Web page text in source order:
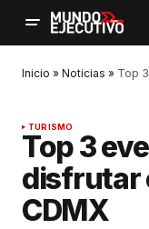
Inicio » Noticias » Top
TURISMO
Top 3
disfrutar
CDMX